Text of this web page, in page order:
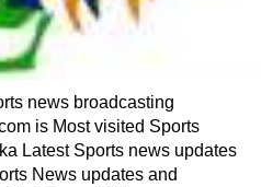
news broadcasting
is Most visited Sports
Latest Sports news updates
News updates and